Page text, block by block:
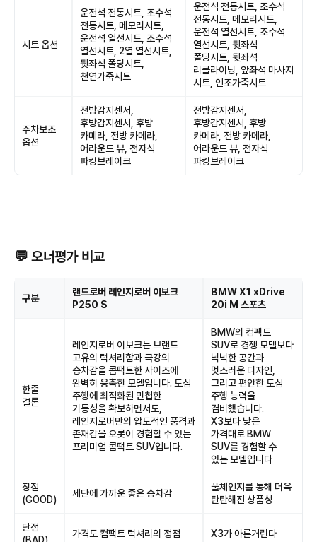
시트 옵션
운전석 전동시트, 조수석
전동시트, 메모리시트,
운전석 열선시트, 조수석
열선시트, 2열 열선시트,
뒷좌석 폴딩시트,
천연가죽시트
운전석 전동시트, 조수석
전동시트, 메모리시트,
운전석 열선시트, 조수석
열선시트, 뒷좌석
폴딩시트, 뒷좌석
리클라이닝, 앞좌석 마사지
시트, 인조가죽시트
주차보조
옵션
전방감지센서,
후방감지센서, 후방
카메라, 전방 카메라,
어라운드 뷰, 전자식
파킹브레이크
전방감지센서,
후방감지센서, 후방
카메라, 전방 카메라,
어라운드 뷰, 전자식
파킹브레이크
💬 오너평가 비교
구분
랜드로버 레인지로버 이보크
P250 S
BMW X1 xDrive
20i M 스포츠
한줄
결론
레인지로버 이보크는 브랜드
고유의 럭셔리함과 극강의
승차감을 콤팩트한 사이즈에
완벽히 응축한 모델입니다. 도심
주행에 최적화된 민첩한
기동성을 확보하면서도,
레인지로버만의 압도적인 품격과
존재감을 오롯이 경험할 수 있는
프리미엄 콤팩트 SUV입니다.
BMW의 컴팩트
SUV로 경쟁 모델보다
넉넉한 공간과
멋스러운 디자인,
그리고 편안한 도심
주행 능력을
겸비했습니다.
X3보다 낮은
가격대로 BMW
SUV를 경험할 수
있는 모델입니다
장점
(GOOD)
세단에 가까운 좋은 승차감
풀체인지를 통해 더욱
탄탄해진 상품성
단점
가격도 컴팩트 럭셔리의 정점 X3가 아른거린다